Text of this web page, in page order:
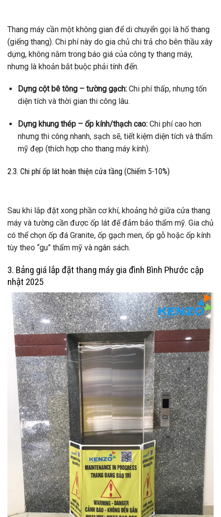
Thang máy cần một không gian để di chuyển gọi là hố thang
(giếng thang). Chi phí này do gia chủ chi trả cho bên thầu xây
dựng, không nằm trong báo giá của công ty thang máy,
nhưng là khoản bắt buộc phải tính đến.
Dựng cột bê tông – tường gạch:Chi phí thấp, nhưng tốn
diện tích và thời gian thi công lâu.
Dựng khung thép – ốp kính/thạch cao:Chi phí cao hơn
nhưng thi công nhanh, sạch sẽ, tiết kiệm diện tích và thẩm
mỹ đẹp (thích hợp cho thang máy kính).
2.3. Chi phí ốp lát hoàn thiện cửa tầng (Chiếm 5-10%)
Sau khi lắp đặt xong phần cơ khí, khoảng hở giữa cửa thang
máy và tường cần được ốp lát để đảm bảo thẩm mỹ. Gia chủ
có thể chọn ốp đá Granite, ốp gạch men, ốp gỗ hoặc ốp kính
tùy theo “gu” thẩm mỹ và ngân sách.
3. Bảng giá lắp đặt thang máy gia đình Bình Phước cập
nhật 2025